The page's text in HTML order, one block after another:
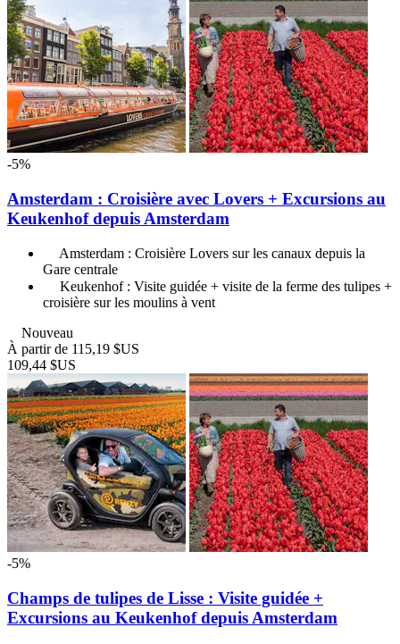
-5%
Amsterdam : Croisière avec Lovers + Excursions au
Keukenhof depuis Amsterdam
Amsterdam : Croisière Lovers sur les canaux depuis la
Gare centrale
Keukenhof : Visite guidée + visite de la ferme des tulipes +
croisière sur les moulins à vent
Nouveau
À partir de 115,19 $US
109,44 $US
-5%
Champs de tulipes de Lisse : Visite guidée +
Excursions au Keukenhof depuis Amsterdam